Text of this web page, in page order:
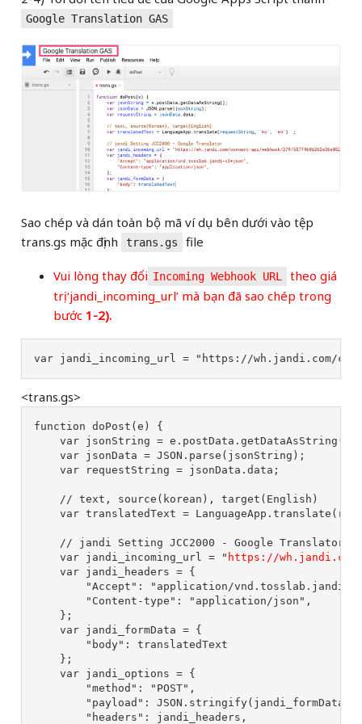
Google Translation GAS
Sao chép và dán toàn bộ mã ví dụ bên dưới vào tệp
trans.gs mặc định
trans.gs file
Vui lòng thay đổi Incoming Webhook URL
theo giá
trị ‘jandi_incoming_url’ mà bạn đã sao chép trong
bước 1-2).
var jandi_incoming_url = " https://wh.jandi.com/
<trans.gs>
function doPost (e )
{
var jsonString = e . postData .getDataAsString ();
var jsonData = JSON . parse ( jsonString );
var
requestString = jsonData .data ;
// text, source(korean), target(English)
var translatedText = LanguageApp .translate (
// jandi Setting JCC2000 - Google Translatorv2
var jandi_incoming_url = " https://wh.jandi.com/
var jandi_headers = {
"Accept " : " application/vnd.tosslab.jandi-
" Content-type " : " application/json " ,
};
var jandi_formData = {
" body" :
translatedText
};
var jandi_options = {
"method " : " POST" ,
" payload " : JSON . stringify( jandi_formData
" headers " : jandi_headers ,